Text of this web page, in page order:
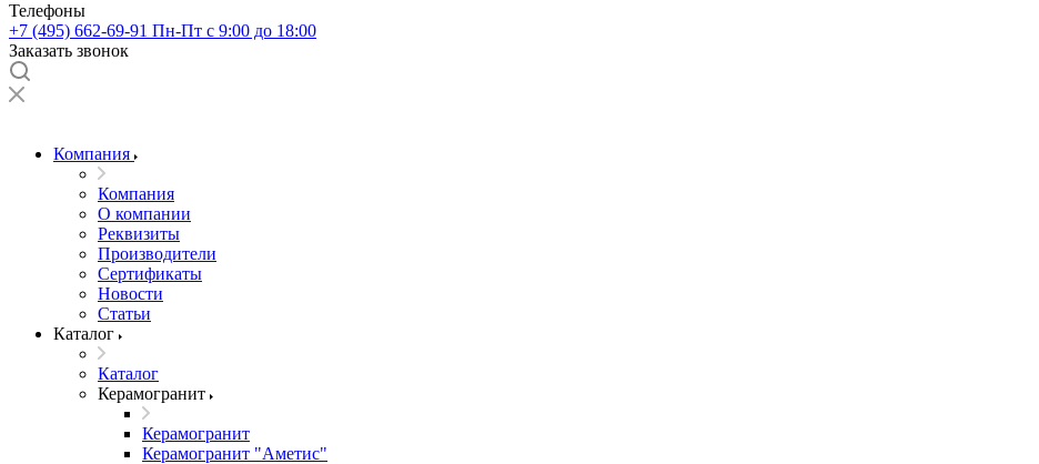
Телефоны
+7 (495) 662-69-91 Пн-Пт c 9:00 до 18:00
Заказать звонок
Компания
Компания
О компании
Реквизиты
Производители
Сертификаты
Новости
Статьи
Каталог
Каталог
Керамогранит
Керамогранит
Керамогранит "Аметис"